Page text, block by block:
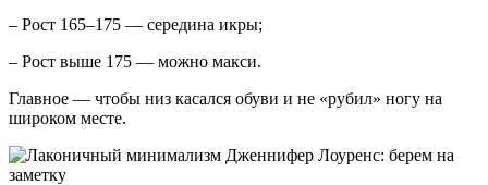
– Рост 165–175 — середина икры;
– Рост выше 175 — можно макси.
Главное — чтобы низ касался обуви и не «рубил» ногу на
широком месте.